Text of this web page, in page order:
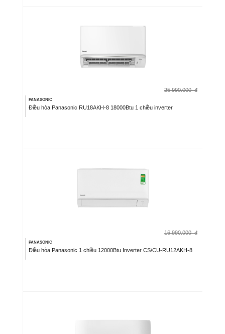
25.990.000 đ
PANASONIC
Điều hòa Panasonic RU18AKH-8 18000Btu 1 chiều inverter
16.990.000 đ
PANASONIC
Điều hòa Panasonic 1 chiều 12000Btu Inverter CS/CU-RU12AKH-8